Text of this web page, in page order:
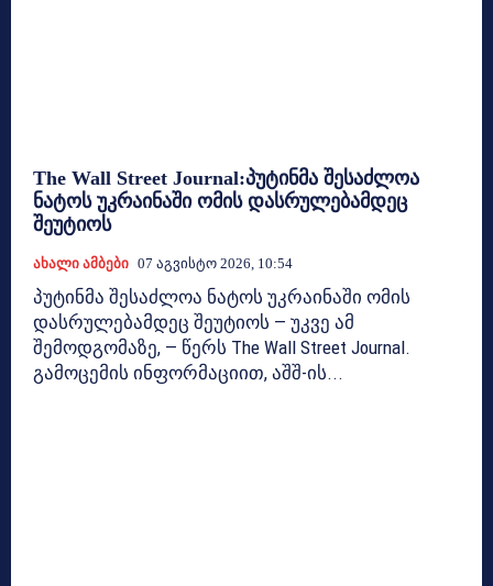
The Wall Street Journal:პუტინმა შესაძლოა
ნატოს უკრაინაში ომის დასრულებამდეც
შეუტიოს
Ახალი Ამბები 07 Აგვისტო 2026, 10:54
პუტინმა შესაძლოა ნატოს უკრაინაში ომის
დასრულებამდეც შეუტიოს — უკვე ამ
შემოდგომაზე, — წერს The Wall Street Journal.
გამოცემის ინფორმაციით, აშშ-ის...